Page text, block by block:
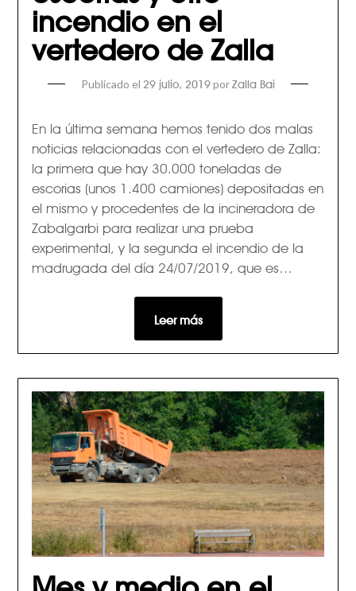
incendio en el
vertedero de Zalla
Publicado el 29 julio, 2019 por Zalla Bai
En la última semana hemos tenido dos malas
noticias relacionadas con el vertedero de Zalla:
la primera que hay 30.000 toneladas de
escorias (unos 1.400 camiones) depositadas en
el mismo y procedentes de la incineradora de
Zabalgarbi para realizar una prueba
experimental, y la segunda el incendio de la
madrugada del día 24/07/2019, que es…
Leer más
Mes y medio en el